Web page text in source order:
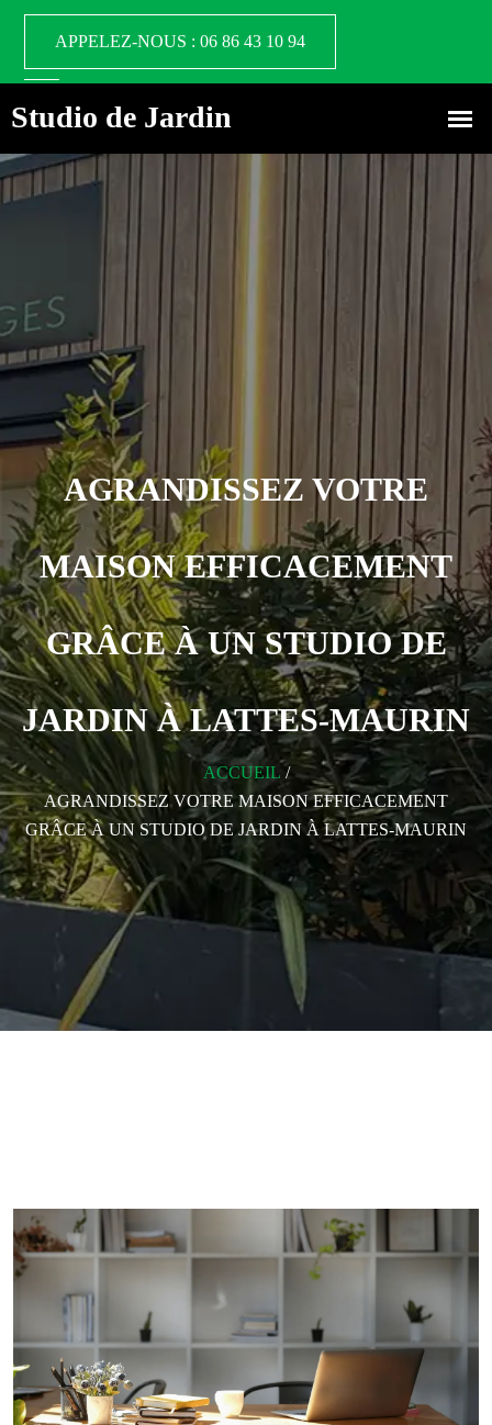
APPELEZ-NOUS : 06 86 43 10 94
AGRANDISSEZ VOTRE
MAISON EFFICACEMENT
GRÂCE À UN STUDIO DE
JARDIN À LATTES-MAURIN
ACCUEIL /
AGRANDISSEZ VOTRE MAISON EFFICACEMENT
GRÂCE À UN STUDIO DE JARDIN À LATTES-MAURIN